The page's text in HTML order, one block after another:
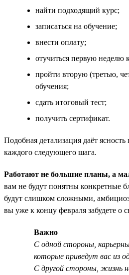
найти подходящий курс;
записаться на обучение;
внести оплату;
отучиться первую неделю
пройти вторую (третью,
обучения;
сдать итоговый тест;
получить сертификат.
Подобная детализация даёт
каждого следующего шага.
Работают не большие планы, а
вам не будут понятны конкретные
будут слишком сложными,
вы уже к концу февраля забудете о
Важно
С одной стороны,
которые приведут вас из
С другой стороны, жизнь